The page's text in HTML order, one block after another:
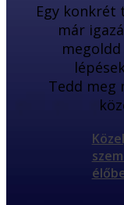
Egy konkrét
már
Tedd meg